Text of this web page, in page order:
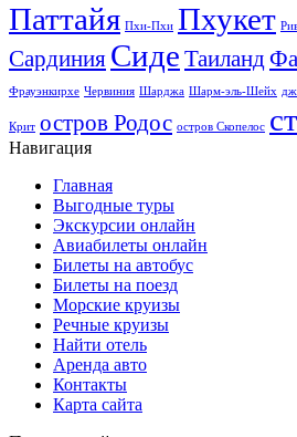
Паттайя Пхи-Пхи Пхукет
Сардиния Сиде Таиланд
Фрауэнкирхе Червиния Шарджа Шарм-эль-Шейх
Крит остров Родос остров Скопелос
Навигация
Главная
Выгодные туры
Экскурсии онлайн
Авиабилеты онлайн
Билеты на автобус
Билеты на поезд
Морские круизы
Речные круизы
Найти отель
Аренда авто
Контакты
Карта сайта